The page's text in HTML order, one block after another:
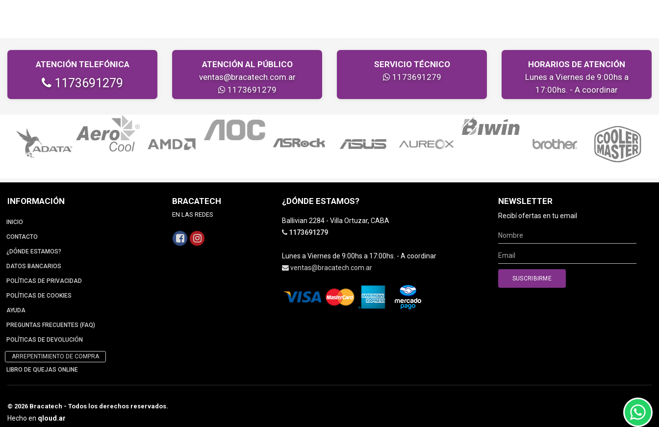
ATENCIÓN TELEFÓNICA
1173691279
ATENCIÓN AL PÚBLICO
ventas@bracatech.com.ar
1173691279
SERVICIO TÉCNICO
1173691279
HORARIOS DE ATENCIÓN
Lunes a Viernes de 9:00hs a
17:00hs. - A coordinar
INFORMACIÓN
INICIO
CONTACTO
¿DÓNDE ESTAMOS?
DATOS BANCARIOS
POLÍTICAS DE PRIVACIDAD
POLÍTICAS DE COOKIES
AYUDA
PREGUNTAS FRECUENTES (FAQ)
POLÍTICAS DE DEVOLUCIÓN
ARREPENTIMIENTO DE COMPRA
LIBRO DE QUEJAS ONLINE
BRACATECH
EN LAS REDES
¿DÓNDE ESTAMOS?
Ballivian 2284 - Villa Ortuzar, CABA
1173691279
Lunes a Viernes de 9:00hs a 17:00hs. - A coordinar
ventas@bracatech.com.ar
NEWSLETTER
Recibí ofertas en tu email
© 2026 Bracatech - Todos los derechos reservados.
Hecho en qloud.ar